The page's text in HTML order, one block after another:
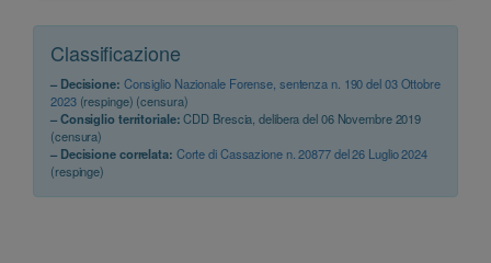
Classificazione
– Decisione: Consiglio Nazionale Forense, sentenza n. 190 del 03 Ottobre
2023(respinge) (censura)
– Consiglio territoriale:CDD Brescia, delibera del 06 Novembre 2019
(censura)
– Decisione correlata: Corte di Cassazione n. 20877 del 26 Luglio 2024
(respinge)